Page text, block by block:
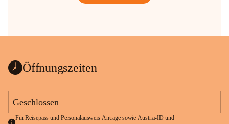
Öffnungszeiten
Geschlossen
Für Reisepass und Personalausweis Anträge sowie Austria-ID und